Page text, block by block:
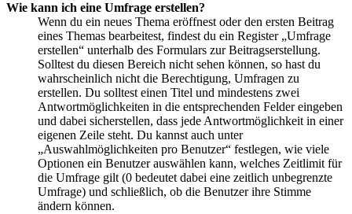
Wie kann ich eine Umfrage erstellen?
Wenn du ein neues Thema eröffnest oder den ersten Beitrag
eines Themas bearbeitest, findest du ein Register „Umfrage
erstellen“ unterhalb des Formulars zur Beitragserstellung.
Solltest du diesen Bereich nicht sehen können, so hast du
wahrscheinlich nicht die Berechtigung, Umfragen zu
erstellen. Du solltest einen Titel und mindestens zwei
Antwortmöglichkeiten in die entsprechenden Felder eingeben
und dabei sicherstellen, dass jede Antwortmöglichkeit in einer
eigenen Zeile steht. Du kannst auch unter
„Auswahlmöglichkeiten pro Benutzer“ festlegen, wie viele
Optionen ein Benutzer auswählen kann, welches Zeitlimit für
die Umfrage gilt (0 bedeutet dabei eine zeitlich unbegrenzte
Umfrage) und schließlich, ob die Benutzer ihre Stimme
ändern können.